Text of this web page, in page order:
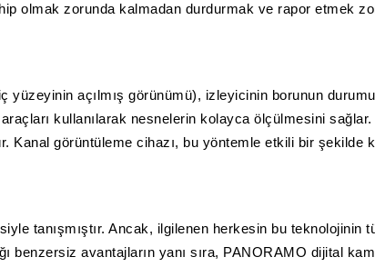
olmak zorunda kalmadan durdurmak ve rapor etmek
yüzeyinin açılmış görünümü), izleyicinin borunun
kullanılarak nesnelerin kolayca ölçülmesini
görüntüleme cihazı, bu yöntemle etkili bir şekilde
tanışmıştır. Ancak, ilgilenen herkesin bu teknolojinin
benzersiz avantajların yanı sıra, PANORAMO dijital